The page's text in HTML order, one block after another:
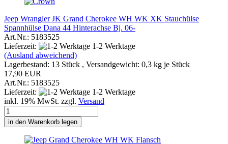
Jeep Wrangler JK Grand Cherokee WH WK XK Stauchülse
Spannhülse Dana 44 Hinterachse Bj. 06-
Art.Nr.: 5183525
Lieferzeit:
1-2 Werktage
(Ausland abweichend)
Lagerbestand: 13 Stück , Versandgewicht: 0,3 kg je Stück
17,90 EUR
Art.Nr.: 5183525
Lieferzeit:
1-2 Werktage
inkl. 19% MwSt. zzgl. Versand
in den Warenkorb legen